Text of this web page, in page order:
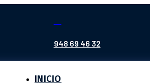
948 69 46 32
INICIO